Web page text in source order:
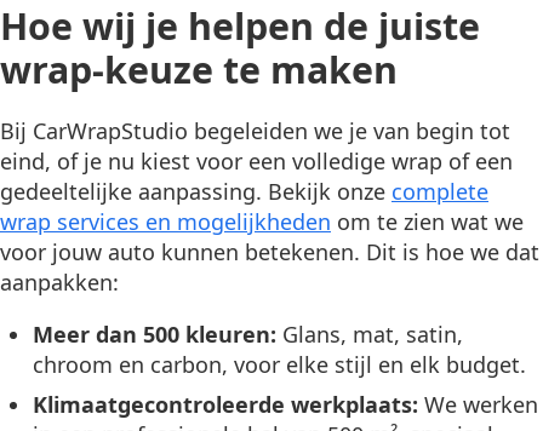
Hoe wij je helpen de juiste
wrap-keuze te maken
Bij CarWrapStudio begeleiden we je van begin tot
eind, of je nu kiest voor een volledige wrap of een
gedeeltelijke aanpassing. Bekijk onze complete
wrap services en mogelijkheden om te zien wat we
voor jouw auto kunnen betekenen. Dit is hoe we dat
aanpakken:
Meer dan 500 kleuren: Glans, mat, satin,
chroom en carbon, voor elke stijl en elk budget.
Klimaatgecontroleerde werkplaats: We werken